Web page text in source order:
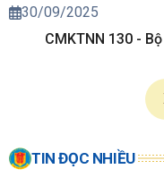
30/09/2025
CMKTNN 130 -
TIN ĐỌC NHIỀU